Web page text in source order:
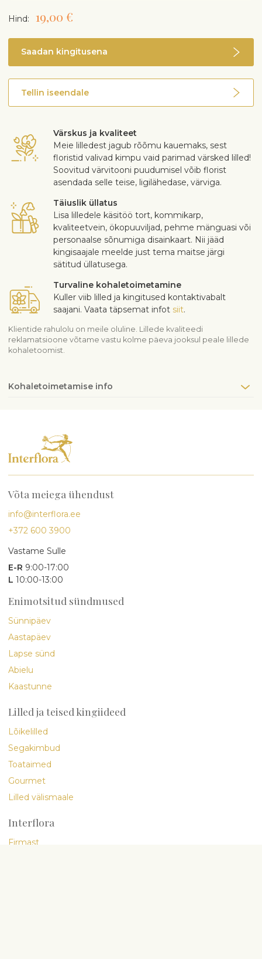
Hind: 19,00 €
Tellin iseendale
Saadan kingitusena
Värskus ja kvaliteet
Meie lilledest jagub rõõmu kauemaks, sest
floristid valivad kimpu vaid parimad värsked lilled!
Soovitud värvitooni puudumisel võib florist
asendada selle teise, ligilähedase, värviga.
Täiuslik üllatus
Lisa lilledele käsitöö tort, kommikarp,
kvaliteetvein, ökopuuviljad, pehme mänguasi või
personaalse sõnumiga disainkaart. Nii jääd
kingisaajale meelde just tema maitse järgi
sätitud üllatusega.
Turvaline kohaletoimetamine
Kuller viib lilled ja kingitused kontaktivabalt
saajani. Vaata täpsemat infot siit.
Klientide rahulolu on meile oluline. Lillede kvaliteedi
reklamatsioone võtame vastu kolme päeva jooksul peale lillede
kohaletoomist.
Kohaletoimetamise info
Võta meiega ühendust
info@interflora.ee
+372 600 3900
Vastame Sulle
E-R 9:00-17:00
L 10:00-13:00
Enimotsitud sündmused
Sünnipäev
Aastapäev
Lapse sünd
Abielu
Kaastunne
Lilled ja teised kingiideed
Lõikelilled
Segakimbud
Toataimed
Gourmet
Lilled välismaale
Interflora
Firmast